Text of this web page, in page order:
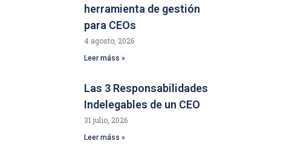
herramienta de gestión
para CEOs
4 agosto, 2026
Leer máss »
Las 3 Responsabilidades
Indelegables de un CEO
31 julio, 2026
Leer máss »